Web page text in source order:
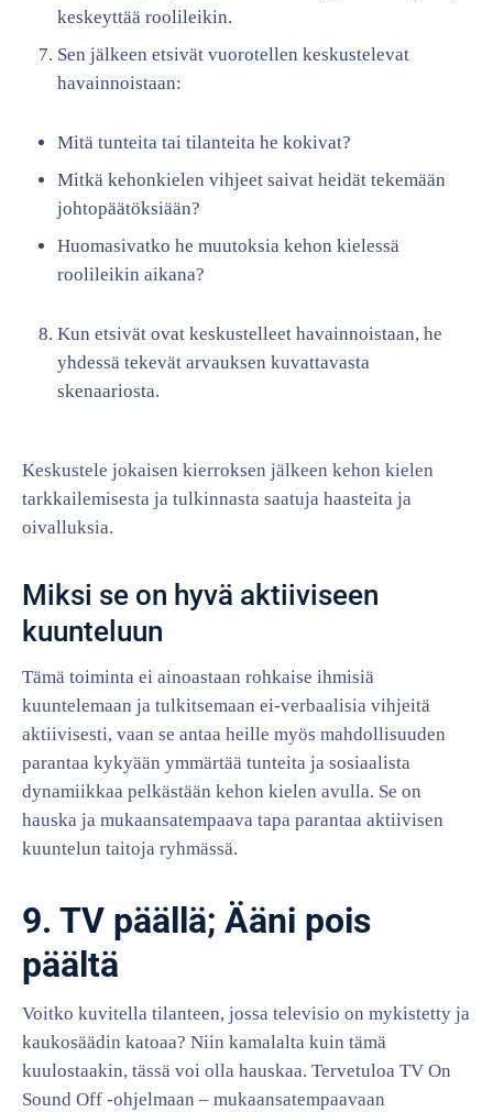
keskeyttää roolileikin.
Sen jälkeen etsivät vuorotellen keskustelevat
havainnoistaan:
Mitä tunteita tai tilanteita he kokivat?
Mitkä kehonkielen vihjeet saivat heidät tekemään
johtopäätöksiään?
Huomasivatko he muutoksia kehon kielessä
roolileikin aikana?
Kun etsivät ovat keskustelleet havainnoistaan, he
yhdessä tekevät arvauksen kuvattavasta
skenaariosta.
Keskustele jokaisen kierroksen jälkeen kehon kielen
tarkkailemisesta ja tulkinnasta saatuja haasteita ja
oivalluksia.
Miksi se on hyvä aktiiviseen
kuunteluun
Tämä toiminta ei ainoastaan rohkaise ihmisiä
kuuntelemaan ja tulkitsemaan ei-verbaalisia vihjeitä
aktiivisesti, vaan se antaa heille myös mahdollisuuden
parantaa kykyään ymmärtää tunteita ja sosiaalista
dynamiikkaa pelkästään kehon kielen avulla. Se on
hauska ja mukaansatempaava tapa parantaa aktiivisen
kuuntelun taitoja ryhmässä.
9. TV päällä; Ääni pois
päältä
Voitko kuvitella tilanteen, jossa televisio on mykistetty ja
kaukosäädin katoaa? Niin kamalalta kuin tämä
kuulostaakin, tässä voi olla hauskaa. Tervetuloa TV On
Sound Off -ohjelmaan – mukaansatempaavaan